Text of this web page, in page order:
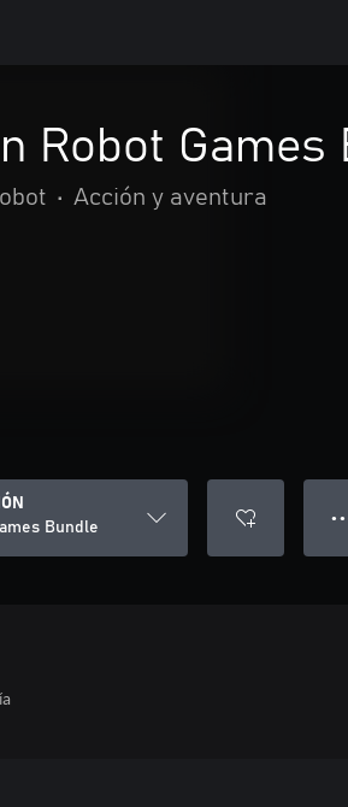
Robot Games
• Acción y aventura
Bundle
● ●